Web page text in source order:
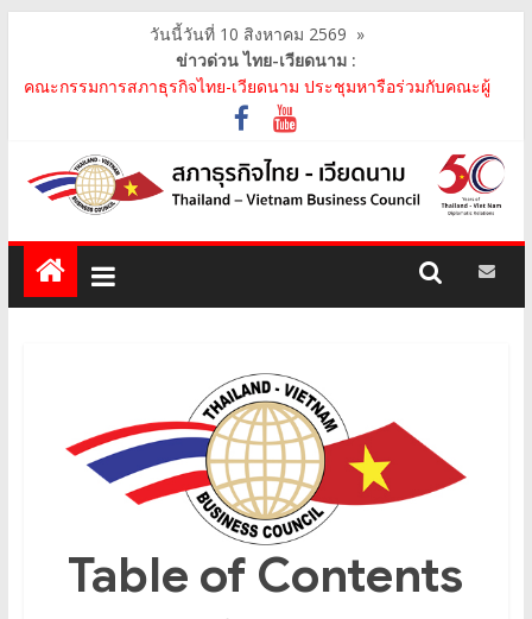
วันนี้วันที่ 10 สิงหาคม 2569 »
ข่าวด่วน ไทย-เวียดนาม :
คณะกรรมการสภาธุรกิจไทย-เวียดนาม ประชุมหารือร่วมกับคณะผู้
แทนภาครัฐเวียดนาม จากคณะกรรมการประชาชน กรุงฮ..
คณะกรรมการสภาธุรกิจไทย-เวียดนาม เข้าร่วมงานวันคล้ายวัน
สถาปนา บริษัท ห้องปฏิบัติการกลาง (ประเทศไทย) จ..
สภาธุรกิจไทย-เวียดนาม เข้าร่วมงานสัมมนา "Investment and
Trade Promotion of Thanh Hoa Province for Th..
คณะกรรมการสภาธุรกิจไทย-เวียดนามร่วมคณะนายกรัฐมนตรีเยือน
เวียดนาม อย่างเป็นทางการ เสริมสร้างความร่วมมื..
คณะกรรมการสภาธุรกิจไทย-เวียดนาม เข้าร่วมประชุมหารือคณะรัฐ
Table of Contents